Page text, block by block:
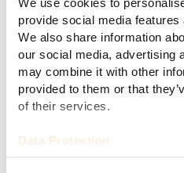
provide social media
We also share information
our social media, advertising
may combine it with other
provided to them or that
of their services.
Data Protection
Welle mit hoher Drehzahl:
Übersetzung:
Wirkungsgrad: